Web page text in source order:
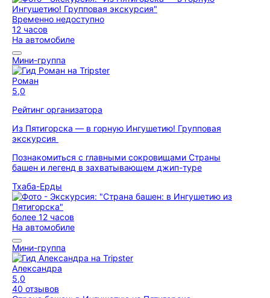
Временно недоступно
12 часов
На автомобиле
Мини-группа
Роман
5,0
Рейтинг организатора
Из Пятигорска — в горную Ингушетию! Групповая
экскурсия
Познакомиться с главными сокровищами Страны
башен и легенд в захватывающем джип-туре
Тхаба-Ерды
более 12 часов
На автомобиле
Мини-группа
Александра
5,0
40 отзывов